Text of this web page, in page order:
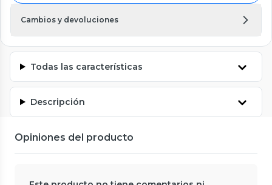
Cambios y devoluciones
Todas las características
Descripción
Opiniones del producto